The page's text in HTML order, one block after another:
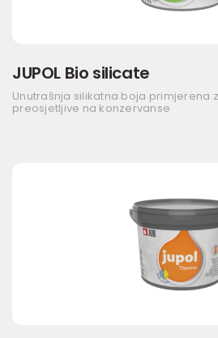
JUPOL Bio silicate
Unutrašnja silikatna boja primjerena
preosjetljive na konzervanse